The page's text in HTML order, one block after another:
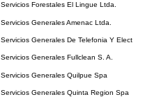
Servicios Forestales El Lingue Ltda.
Servicios Generales Amenac Ltda.
Servicios Generales De Telefonia Y Elect
Servicios Generales Fullclean S. A.
Servicios Generales Quilpue Spa
Servicios Generales Quinta Region Spa